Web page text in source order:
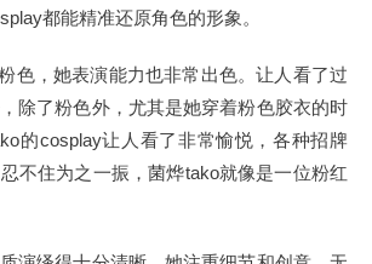
都能精准还原角色的形象。
色，她表演能力也非常出色。让人看了过
除了粉色外，尤其是她穿着粉色胶衣的时
的cosplay让人看了非常愉悦，各种招牌
不住为之一振，菌烨tako就像是一位粉红